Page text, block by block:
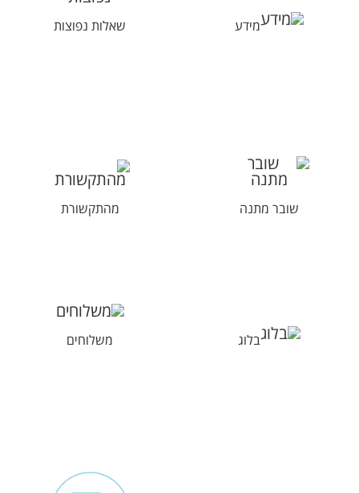
מידע שאלות נפוצות
שובר מתנה מהתקשורת
בלוג משלוחים